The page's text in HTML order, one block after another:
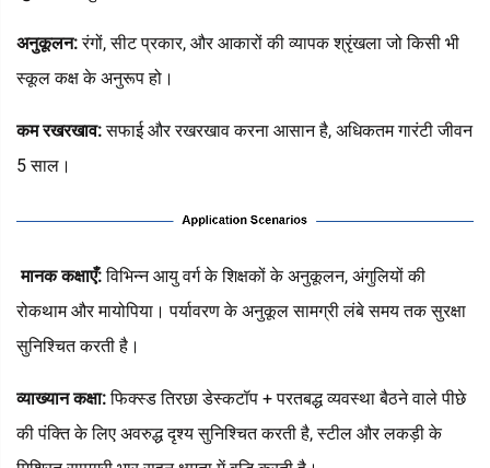
अनुकूलन:रंगों, सीट प्रकार, और आकारों की व्यापक श्रृंखला जो किसी भी
स्कूल कक्ष के अनुरूप हो।
कम रखरखाव:सफाई और रखरखाव करना आसान है, अधिकतम गारंटी जीवन
5 साल।
‌मानक कक्षाएँ‌:विभिन्न आयु वर्ग के शिक्षकों के अनुकूलन, अंगुलियों की
रोकथाम और मायोपिया। पर्यावरण के अनुकूल सामग्री लंबे समय तक सुरक्षा
सुनिश्चित करती है।
व्याख्यान कक्षा:फिक्स्ड तिरछा डेस्कटॉप + परतबद्ध व्यवस्था बैठने वाले पीछे
की पंक्ति के लिए अवरुद्ध दृश्य सुनिश्चित करती है, स्टील और लकड़ी के